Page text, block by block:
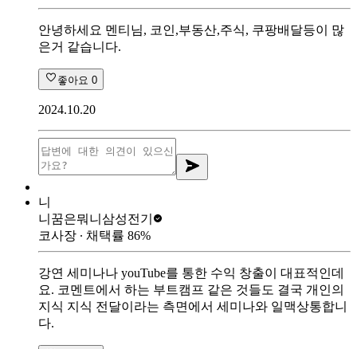
안녕하세요 멘티님, 코인,부동산,주식, 쿠팡배달등이 많
은거 같습니다.
좋아요 0
2024.10.20
니
니꿈은뭐니 삼성전기
코사장 ∙ 채택률 86%
강연 세미나나 youTube를 통한 수익 창출이 대표적인데
요. 코멘트에서 하는 부트캠프 같은 것들도 결국 개인의
지식 지식 전달이라는 측면에서 세미나와 일맥상통합니
다.